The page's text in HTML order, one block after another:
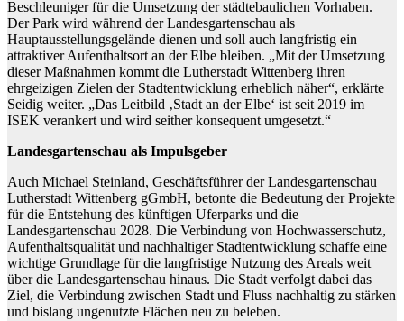
Beschleuniger für die Umsetzung der städtebaulichen Vorhaben.
Der Park wird während der Landesgartenschau als
Hauptausstellungsgelände dienen und soll auch langfristig ein
attraktiver Aufenthaltsort an der Elbe bleiben. „Mit der Umsetzung
dieser Maßnahmen kommt die Lutherstadt Wittenberg ihren
ehrgeizigen Zielen der Stadtentwicklung erheblich näher“, erklärte
Seidig weiter. „Das Leitbild ‚Stadt an der Elbe‘ ist seit 2019 im
ISEK verankert und wird seither konsequent umgesetzt.“
Landesgartenschau als Impulsgeber
Auch Michael Steinland, Geschäftsführer der Landesgartenschau
Lutherstadt Wittenberg gGmbH, betonte die Bedeutung der Projekte
für die Entstehung des künftigen Uferparks und die
Landesgartenschau 2028. Die Verbindung von Hochwasserschutz,
Aufenthaltsqualität und nachhaltiger Stadtentwicklung schaffe eine
wichtige Grundlage für die langfristige Nutzung des Areals weit
über die Landesgartenschau hinaus. Die Stadt verfolgt dabei das
Ziel, die Verbindung zwischen Stadt und Fluss nachhaltig zu stärken
und bislang ungenutzte Flächen neu zu beleben.